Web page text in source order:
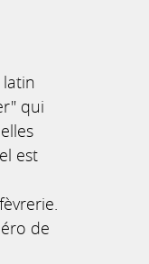
qui
est
de